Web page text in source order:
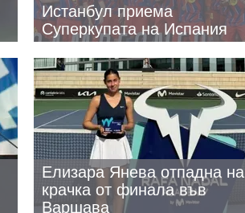
Истанбул приема
Суперкупата на Испания
Елизара Янева отпадна на
крачка от финала във
Варшава